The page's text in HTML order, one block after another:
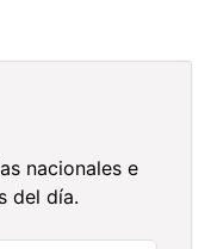
nacionales e
del día.